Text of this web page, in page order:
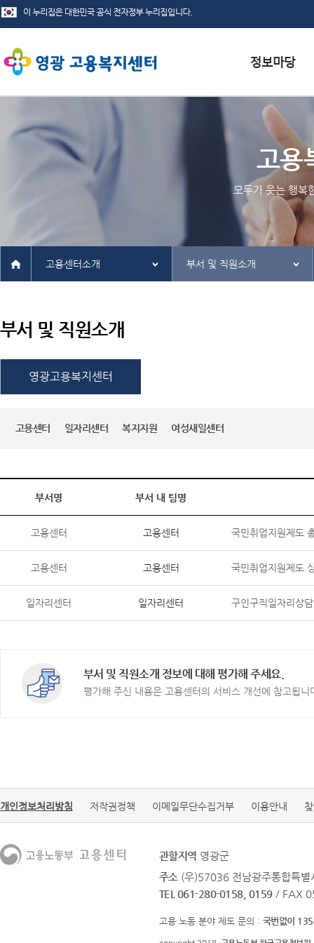
서식자료실
채용정보
인재정보
관련사이트
고용
모두가 웃는 행복
고용센터소개 부서 및 직원소개
부서 및 직원소개
영광고용복지센터
고용센터 일자리센터 복지지원 여성새일센터
부서명 부서 내 팀명
고용센터 고용센터 국민취업지원제도
고용센터 고용센터 국민취업지원제도
일자리센터 일자리센터 구인구직일자리상담
부서 및 직원소개 정보에 대해 평가해 주세요.
평가해 주신 내용은 고용센터의 서비스 개선에 참고됩니
개인정보처리방침 저작권정책 이메일무단수집거부 이용안내
관할지역 영광군
주소 (우)57036 전남광주통합특
TEL 061-280-0158, 0159 / FAX
고용·노동 분야 제도 문의 : 국번없이